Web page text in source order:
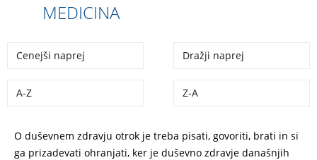
MEDICINA
Cenejši naprej Dražji naprej
A-Z Z-A
O duševnem zdravju otrok je treba pisati, govoriti, brati in si
ga prizadevati ohranjati, ker je duševno zdravje današnjih